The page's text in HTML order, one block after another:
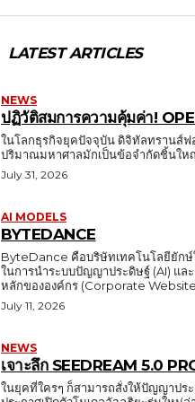
LATEST ARTICLES
NEWS
ปฏิวัติสมการความคุ้มค่า!
ในโลกธุรกิจยุคปัจจุบัน ดิจิทัลทรานส์ฟ
July 31, 2026
AI MODELS
BYTEDANCE
ByteDance คือบริษัทเทคโนโลยียักษ์
ในการนำระบบปัญญาประดิษฐ์ (AI) และ
July 11, 2026
NEWS
เจาะลึก SEEDREAM 5.0
ในยุคที่ใครๆ ก็สามารถสั่งให้ปัญญาปร